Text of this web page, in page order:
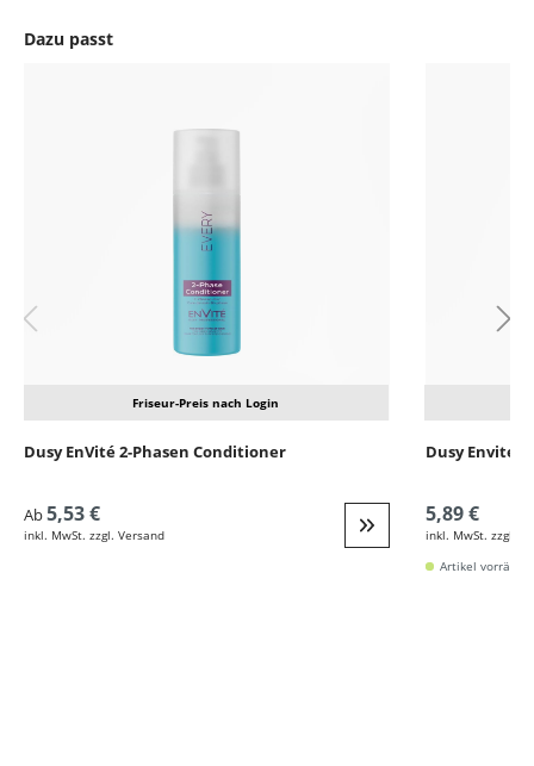
Dazu passt
Friseur-Preis nach Login
Dusy EnVité 2-Phasen Conditioner
Ab5,53 €
inkl. MwSt. zzgl. Versand Weiter zur Detail
Dusy Envite
5,89 €
inkl. MwSt. zzgl.
Artikel vorrätig